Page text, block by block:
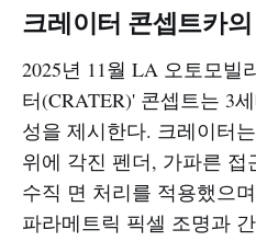
크레이터 콘셉트카
2025년 11월 LA 오토모빌
터(CRATER)' 콘셉트는 3
성을 제시한다. 크레이터
위에 각진 펜더, 가파른 접
수직 면 처리를 적용했으
파라메트릭 픽셀 조명과